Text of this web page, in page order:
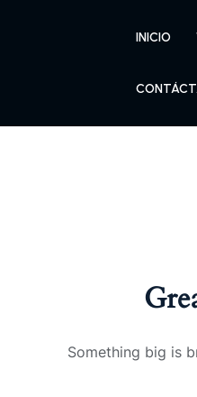
INICIO
Something big is